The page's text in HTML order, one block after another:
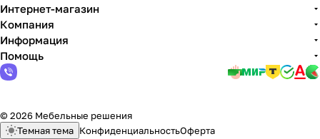
Интернет-магазин
Компания
Информация
Помощь
© 2026 Мебельные решения
Темная тема КонфиденциальностьОферта